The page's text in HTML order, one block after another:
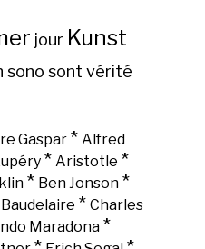
jour Kunst
sono sont vérité
Gaspar* Alfred
* Aristotle *
* Ben Jonson *
* Charles
Maradona *